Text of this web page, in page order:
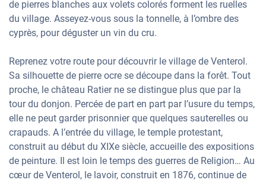
de pierres blanches aux volets colorés forment les ruelles
du village. Asseyez-vous sous la tonnelle, à l’ombre des
cyprès, pour déguster un vin du cru.
Reprenez votre route pour découvrir le village de Venterol.
Sa silhouette de pierre ocre se découpe dans la forêt. Tout
proche, le château Ratier ne se distingue plus que par la
tour du donjon. Percée de part en part par l’usure du temps,
elle ne peut garder prisonnier que quelques sauterelles ou
crapauds. A l’entrée du village, le temple protestant,
construit au début du XIXe siècle, accueille des expositions
de peinture. Il est loin le temps des guerres de Religion… Au
cœur de Venterol, le lavoir, construit en 1876, continue de